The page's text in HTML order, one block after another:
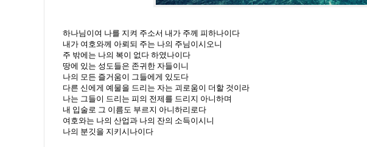
하나님이여 나를 지켜 주소서 내가 주께 피하나이다
내가 여호와께 아뢰되 주는 나의 주님이시오니
주 밖에는 나의 복이 없다 하였나이다
땅에 있는 성도들은 존귀한 자들이니
나의 모든 즐거움이 그들에게 있도다
다른 신에게 예물을 드리는 자는 괴로움이 더할 것이라
나는 그들이 드리는 피의 전제를 드리지 아니하며
내 입술로 그 이름도 부르지 아니하리로다
여호와는 나의 산업과 나의 잔의 소득이시니
나의 분깃을 지키시나이다